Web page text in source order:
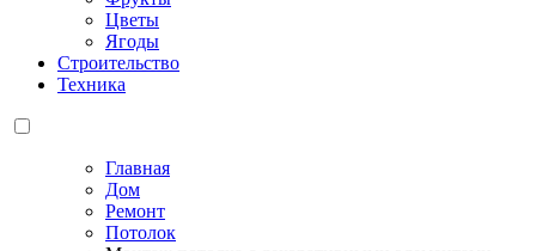
Цветы
Ягоды
Строительство
Техника
Главная
Дом
Ремонт
Потолок